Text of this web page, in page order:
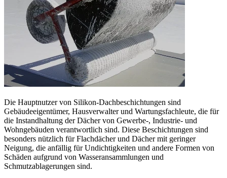
Die Hauptnutzer von Silikon-Dachbeschichtungen sind
Gebäudeeigentümer, Hausverwalter und Wartungsfachleute, die für
die Instandhaltung der Dächer von Gewerbe-, Industrie- und
Wohngebäuden verantwortlich sind. Diese Beschichtungen sind
besonders nützlich für Flachdächer und Dächer mit geringer
Neigung, die anfällig für Undichtigkeiten und andere Formen von
Schäden aufgrund von Wasseransammlungen und
Schmutzablagerungen sind.